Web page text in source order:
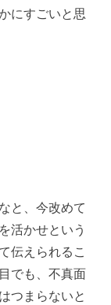
にすごいと思
と、今改めて
活かせという
伝えられるこ
でも、不真面
つまらないと